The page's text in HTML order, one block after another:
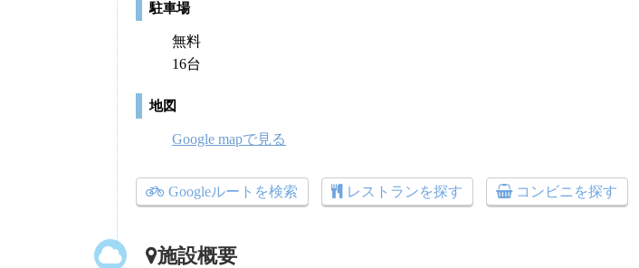
駐車場
無料
16台
地図
Google mapで見る
Googleルートを検索 レストランを探す コンビニを探す
施設概要